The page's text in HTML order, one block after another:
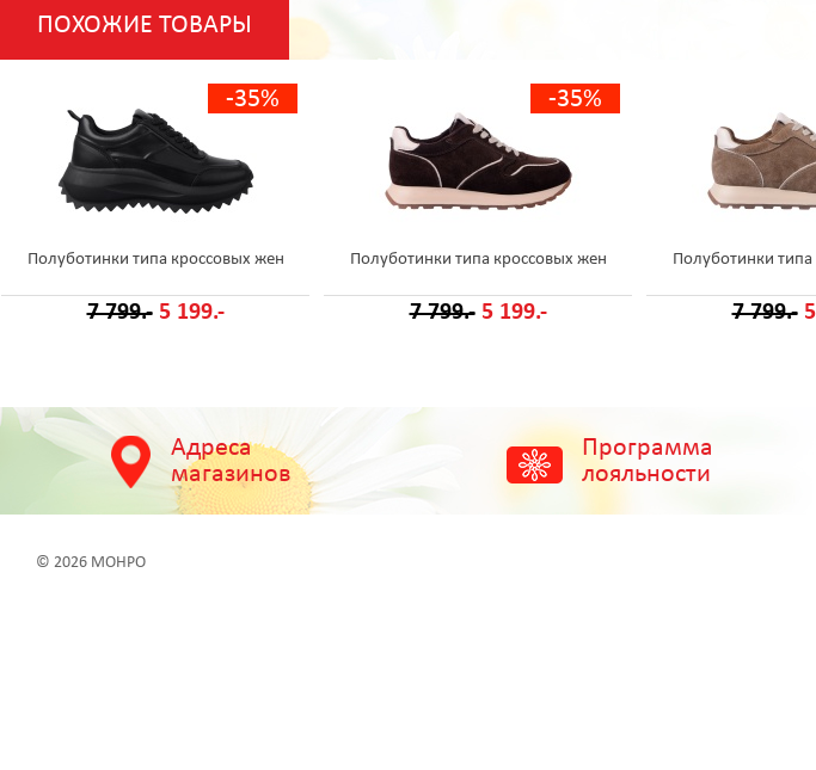
ПОХОЖИЕ ТОВАРЫ
-35%
Полуботинки типа кроссовых жен
7 799.- 5 199.-
-35%
Полуботинки типа кроссовых жен
7 799.- 5 199.-
Полуботинки
7 799.-
Адреса
магазинов
Программа
лояльности
© 2026 МОНРО